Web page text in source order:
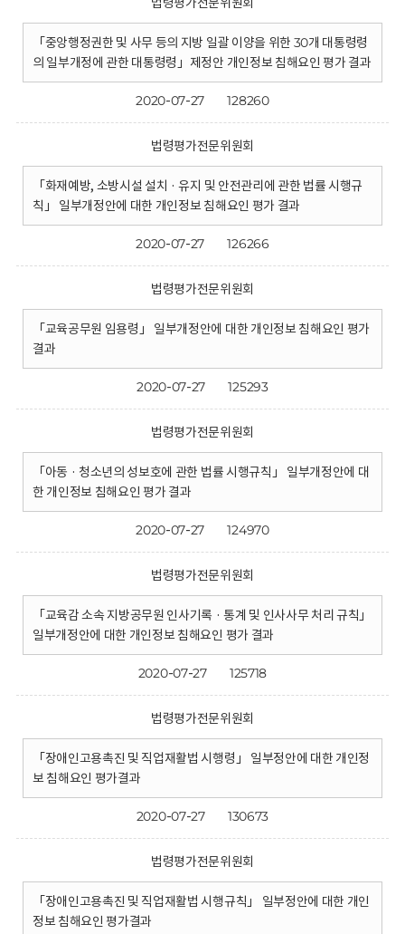
「중앙행정권한 및 사무 등의 지방 일괄 이양을 위한 30개 대통령령
의 일부개정에 관한 대통령령」제정안 개인정보 침해요인 평가 결과
2020-07-27 128260
법령평가전문위원회
「화재예방, 소방시설 설치 · 유지 및 안전관리에 관한 법률 시행규
칙」 일부개정안에 대한 개인정보 침해요인 평가 결과
2020-07-27 126266
법령평가전문위원회
「교육공무원 임용령」 일부개정안에 대한 개인정보 침해요인 평가
결과
2020-07-27 125293
법령평가전문위원회
「아동 · 청소년의 성보호에 관한 법률 시행규칙」 일부개정안에 대
한 개인정보 침해요인 평가 결과
2020-07-27 124970
법령평가전문위원회
「교육감 소속 지방공무원 인사기록 · 통계 및 인사사무 처리 규칙」
일부개정안에 대한 개인정보 침해요인 평가 결과
2020-07-27 125718
법령평가전문위원회
「장애인고용촉진 및 직업재활법 시행령」 일부정안에 대한 개인정
보 침해요인 평가결과
2020-07-27 130673
법령평가전문위원회
「장애인고용촉진 및 직업재활법 시행규칙」 일부정안에 대한 개인
정보 침해요인 평가결과